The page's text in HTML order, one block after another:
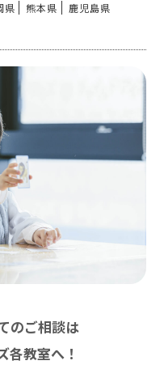
県 熊本県 鹿児島県
のご相談は
各教室へ！